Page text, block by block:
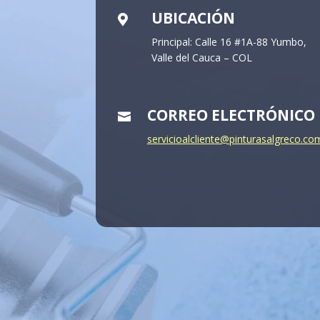
 UBICACIÓN
Principal: Calle 16 #1A-88 Yumbo,
Valle del Cauca – COL
 CORREO ELECTRÓNICO